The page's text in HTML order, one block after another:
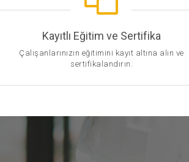
Kayıtlı Eğitim ve Sertifika
Çalışanlarınızın eğitimini kayıt altına alın ve
sertifikalandırın.